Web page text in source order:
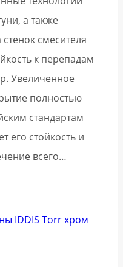
а также
смесителя
к перепадам
Увеличенное
полностью
стандартам
его стойкость и
всего…